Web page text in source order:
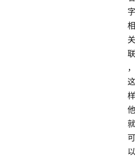
字
相
关
联
，
这
样
他
就
可
以